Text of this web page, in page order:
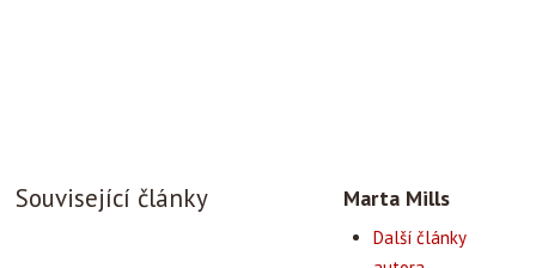
Související články Marta Mills
Další články